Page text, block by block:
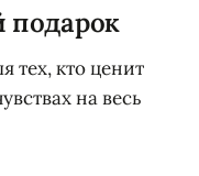
подарок
тех, кто ценит
на весь